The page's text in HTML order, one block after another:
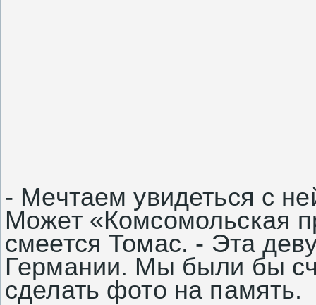
- Мечтаем увидеться с
Может «Комсомольская
смеется Томас. - Эта
Германии. Мы были бы
сделать фото на память.